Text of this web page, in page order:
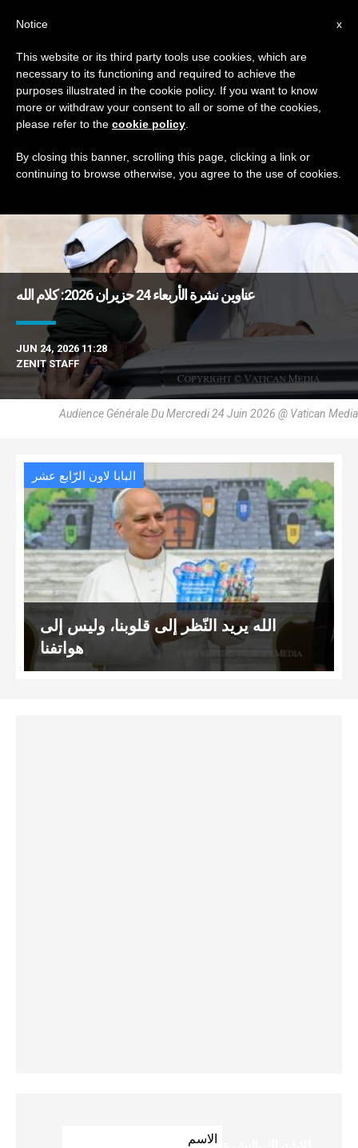
TAG
DERNIÈRES NOUVELLES
عناوين نشرة الأربعاء 24 حزيران 2026: كلام الله
JUN 24, 2026 11:28
ZENIT STAFF
Audience Générale Du Mercredi 24 Juin 2026 @ Vatican Media
البابا لاون الرّابع عشر
الله يريد النّظر إلى قلوبنا، وليس إلى
هواتفنا
x
Notice
This website or its third party tools use cookies, which are
necessary to its functioning and required to achieve the
purposes illustrated in the cookie policy. If you want to know
more or withdraw your consent to all or some of the cookies,
please refer to the cookie policy
By closing this banner, scrolling this page, clicking a link or
continuing to browse otherwise, you agree to the use of cookies.